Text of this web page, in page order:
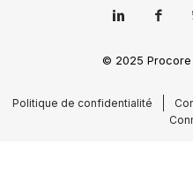
© 2025 Procore
Politique de confidentialité